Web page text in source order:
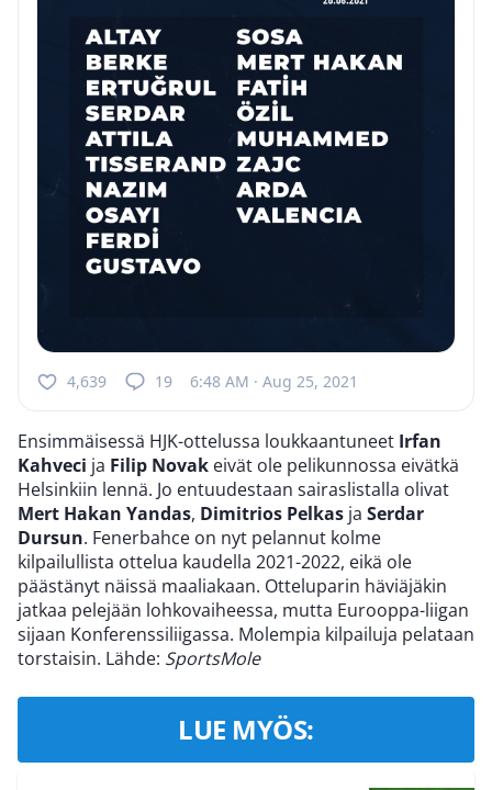
4,639 19 6:48 AM · Aug 25, 2021
Ensimmäisessä HJK-ottelussa loukkaantuneet Irfan
Kahveci ja Filip Novak eivät ole pelikunnossa eivätkä
Helsinkiin lennä. Jo entuudestaan sairaslistalla olivat
Mert Hakan Yandas, Dimitrios Pelkas ja Serdar
Dursun. Fenerbahce on nyt pelannut kolme
kilpailullista ottelua kaudella 2021-2022, eikä ole
päästänyt näissä maaliakaan. Otteluparin häviäjäkin
jatkaa pelejään lohkovaiheessa, mutta Eurooppa-liigan
sijaan Konferenssiliigassa. Molempia kilpailuja pelataan
torstaisin. Lähde: SportsMole
LUE MYÖS: